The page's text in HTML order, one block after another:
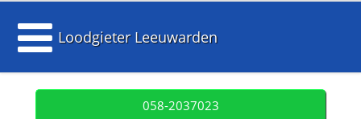
Loodgieter Leeuwarden
058-2037023